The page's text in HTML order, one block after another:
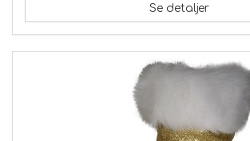
Se detaljer